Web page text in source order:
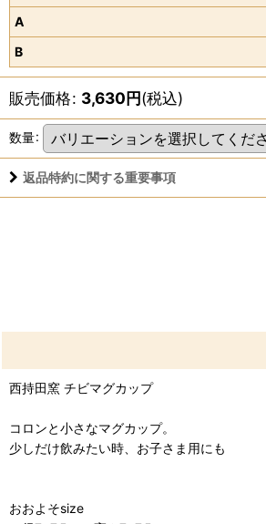
A
B
販売価格: 3,630円(税込)
数量:
返品特約に関する重要事項
西持田窯 チビマグカップ
コロンと小さなマグカップ。
少しだけ飲みたい時、お子さま用にも
おおよそsize